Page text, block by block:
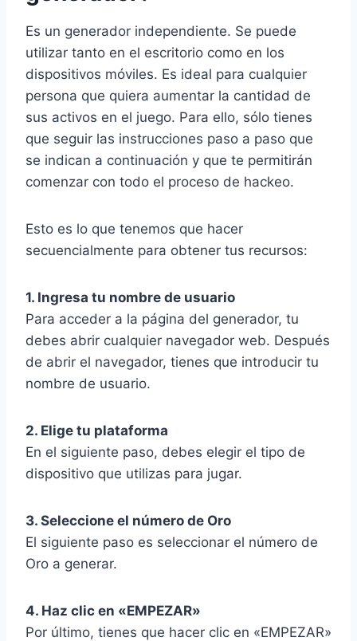
Es un generador independiente. Se puede
utilizar tanto en el escritorio como en los
dispositivos móviles. Es ideal para cualquier
persona que quiera aumentar la cantidad de
sus activos en el juego. Para ello, sólo tienes
que seguir las instrucciones paso a paso que
se indican a continuación y que te permitirán
comenzar con todo el proceso de hackeo.
Esto es lo que tenemos que hacer
secuencialmente para obtener tus recursos:
1. Ingresa tu nombre de usuario
Para acceder a la página del generador, tu
debes abrir cualquier navegador web. Después
de abrir el navegador, tienes que introducir tu
nombre de usuario.
2. Elige tu plataforma
En el siguiente paso, debes elegir el tipo de
dispositivo que utilizas para jugar.
3. Seleccione el número de Oro
El siguiente paso es seleccionar el número de
Oro a generar.
4. Haz clic en «EMPEZAR»
Por último, tienes que hacer clic en «EMPEZAR»